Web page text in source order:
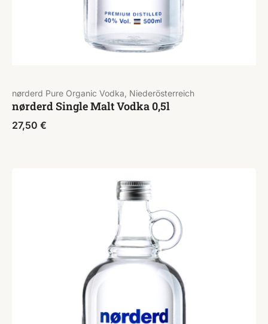
nørderd Pure Organic Vodka, Niederösterreich
nørderd Single Malt Vodka 0,5l
27,50 €